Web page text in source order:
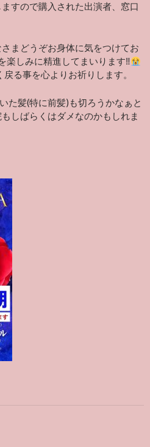
すので購入された出演者、窓口
まどうぞお身体に気をつけてお
楽しみに精進してまいります‼︎
る事を心よりお祈りします。
た髪(特に前髪)も切ろうかなぁと
しばらくはダメなのかもしれま